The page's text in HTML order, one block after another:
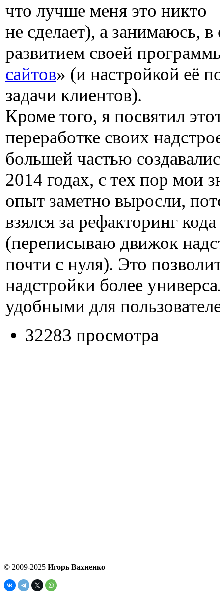
что лучше меня это никто
не сделает), а занимаюсь,
развитием своей
сайтов» (и настройкой её
задачи клиентов).
Кроме того, я посвятил
переработке своих
большей частью
2014 годах, с тех пор мои
опыт заметно выросли,
взялся за рефакторинг кода
(переписываю движок
почти с нуля). Это
надстройки более
удобными для
32283 просмотра
© 2009-2025 Игорь Вахненко